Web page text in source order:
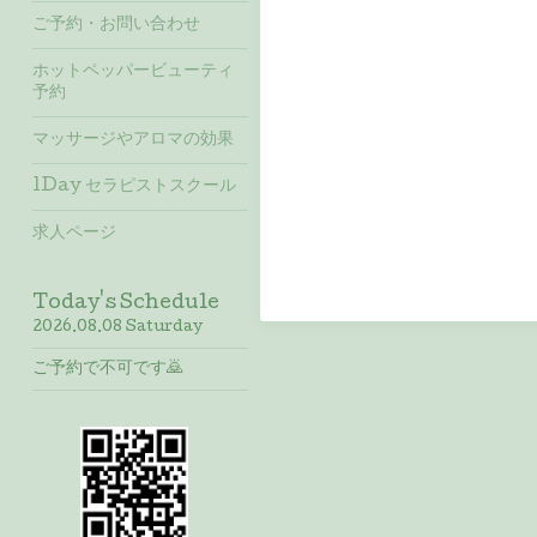
ご予約・お問い合わせ
ホットペッパービューティ
予約
マッサージやアロマの効果
1Day セラピストスクール
求人ページ
Today's Schedule
2026.08.08 Saturday
ご予約で不可です🙇